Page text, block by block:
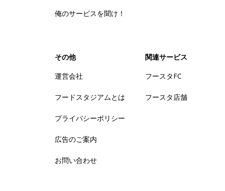
俺のサービスを聞け！
その他
運営会社
フードスタジアムとは
プライバシーポリシー
広告のご案内
お問い合わせ
関連サービス
フースタFC
フースタ店舗